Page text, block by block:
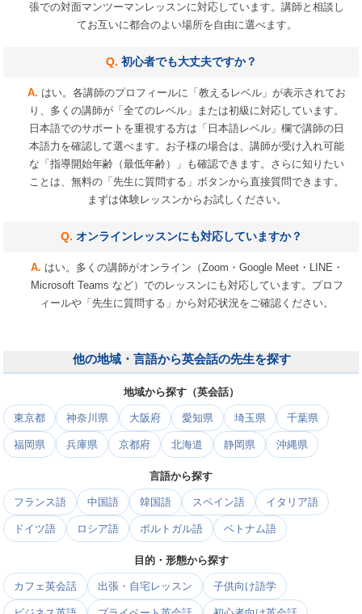
張での対面マンツーマンレッスンに対応しています。講師と相談し
てお互いに都合のよい場所を自由に選べます。
初心者でも大丈夫ですか？
はい。各講師のプロフィールに「教えるレベル」が表示されてお
り、多くの講師が「全てのレベル」または初級に対応しています。
日本語でのサポートを重視する方は「日本語レベル」欄で講師の日
本語力を確認して選べます。お子様の場合は、講師が受け入れ可能
な「指導開始年齢（最低年齢）」も確認できます。さらに知りたい
ことは、無料の「先生に質問する」ボタンから直接質問できます。
まずは体験レッスンからお試しください。
オンラインレッスンにも対応していますか？
はい。多くの講師がオンライン（Zoom・Google Meet・LINE・
Microsoft Teams など）でのレッスンにも対応しています。プロフ
ィールや「先生に質問する」から対応状況をご確認ください。
他の地域・言語から英会話の先生を探す
地域から探す（英会話）
東京都 神奈川県 大阪府 愛知県 埼玉県 千葉県
福岡県 兵庫県 京都府 北海道 静岡県 沖縄県
言語から探す
フランス語 中国語 韓国語 スペイン語 イタリア語
ドイツ語 ロシア語 ポルトガル語 ベトナム語
目的・形態から探す
カフェ英会話 出張・自宅レッスン 子供向け語学